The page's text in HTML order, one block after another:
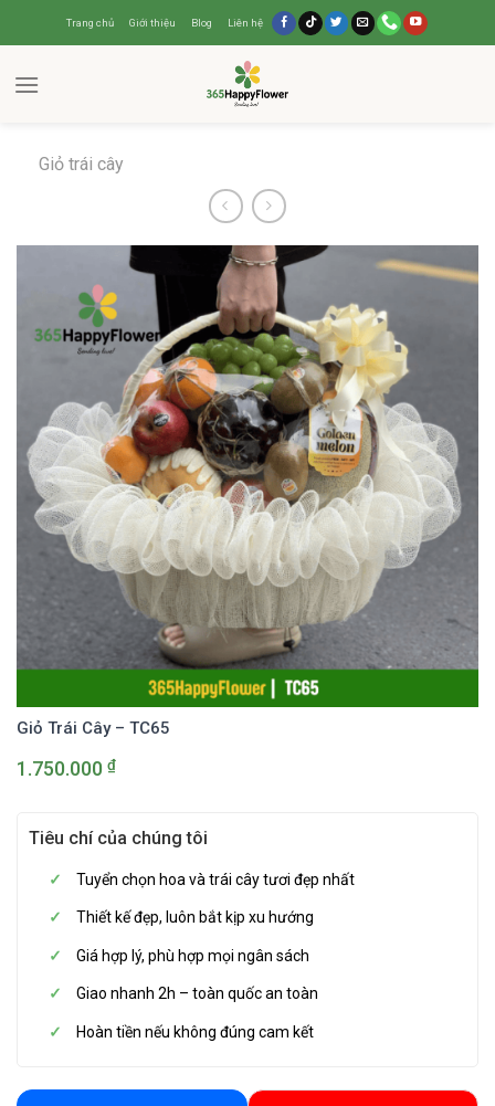
Trang chủ Giới thiệu Blog Liên hệ
Giỏ trái cây
Giỏ Trái Cây – TC65
1.750.000 ₫
Tiêu chí của chúng tôi
Tuyển chọn hoa và trái cây tươi đẹp nhất
Thiết kế đẹp, luôn bắt kịp xu hướng
Giá hợp lý, phù hợp mọi ngân sách
Giao nhanh 2h – toàn quốc an toàn
Hoàn tiền nếu không đúng cam kết